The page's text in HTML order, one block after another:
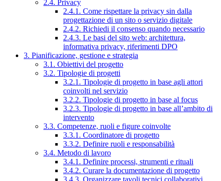
2.4. Privacy
2.4.1. Come rispettare la privacy sin dalla
progettazione di un sito o servizio digitale
2.4.2. Richiedi il consenso quando necessario
2.4.3. Le basi del sito web: architettura,
informativa privacy, riferimenti DPO
3. Pianificazione, gestione e strategia
3.1. Obiettivi del progetto
3.2. Tipologie di progetti
3.2.1. Tipologie di progetto in base agli attori
coinvolti nel servizio
3.2.2. Tipologie di progetto in base al focus
3.2.3. Tipologie di progetto in base all’ambito di
intervento
3.3. Competenze, ruoli e figure coinvolte
3.3.1. Coordinatore di progetto
3.3.2. Definire ruoli e responsabilità
3.4. Metodo di lavoro
3.4.1. Definire processi, strumenti e rituali
3.4.2. Curare la documentazione di progetto
3.4.3. Organizzare tavoli tecnici collaborativi